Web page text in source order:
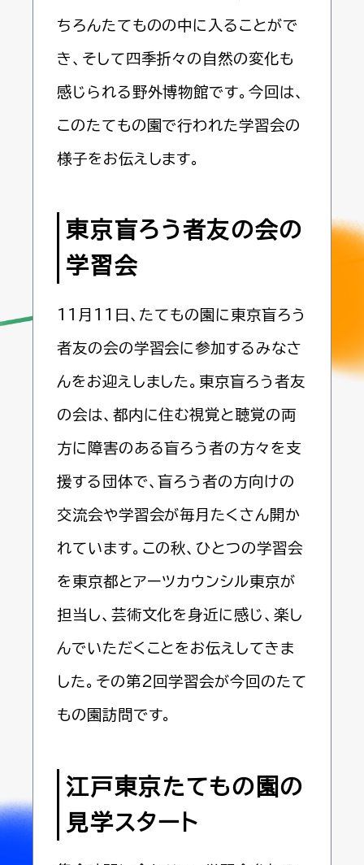
ちろんたてものの中に入ることがで
き、そして四季折々の自然の変化も
感じられる野外博物館です。今回は、
このたてもの園で行われた学習会の
様子をお伝えします。
東京盲ろう者友の会の
学習会
11月11日、たてもの園に東京盲ろう
者友の会の学習会に参加するみなさ
んをお迎えしました。東京盲ろう者友
の会は、都内に住む視覚と聴覚の両
方に障害のある盲ろう者の方々を支
援する団体で、盲ろう者の方向けの
交流会や学習会が毎月たくさん開か
れています。この秋、ひとつの学習会
を東京都とアーツカウンシル東京が
担当し、芸術文化を身近に感じ、楽し
んでいただくことをお伝えしてきま
した。その第2回学習会が今回のたて
もの園訪問です。
江戸東京たてもの園の
見学スタート